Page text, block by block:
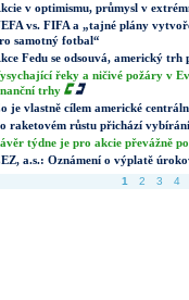
v optimismu, průmysl v
vs. FIFA a „tajné plány
samotný fotbal“
Fedu se odsouvá, americký
řeky a ničivé požáry v
trhy
je vlastně cílem americké
raketovém růstu přichází
týdne je pro akcie převážně
a.s.: Oznámení o výplatě
1 2 3 4